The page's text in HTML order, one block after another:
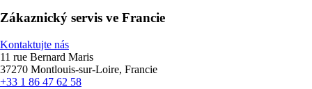
Zákaznický servis ve Francie
Kontaktujte nás
11 rue Bernard Maris
37270 Montlouis-sur-Loire, Francie
+33 1 86 47 62 58